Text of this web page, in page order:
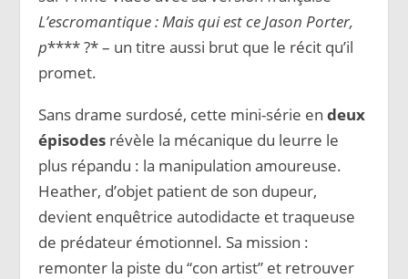
L’escromantique : Mais qui est ce Jason Porter,
p**** ?* – un titre aussi brut que le récit qu’il
promet.
Sans drame surdosé, cette mini-série endeux
épisodes révèle la mécanique du leurre le
plus répandu : la manipulation amoureuse.
Heather, d’objet patient de son dupeur,
devient enquêtrice autodidacte et traqueuse
de prédateur émotionnel. Sa mission :
remonter la piste du “con artist” et retrouver